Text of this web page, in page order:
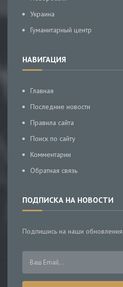
Украина
Гуманитарный центр
НАВИГАЦИЯ
Главная
Последние новости
Правила сайта
Поиск по сайту
Комментарии
Обратная связь
ПОДПИСКА НА НОВОСТИ
Подпишись на наши